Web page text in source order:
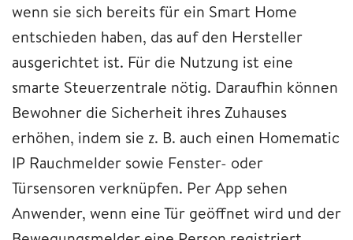
wenn sie sich bereits für ein Smart Home
entschieden haben, das auf den Hersteller
ausgerichtet ist. Für die Nutzung ist eine
smarte Steuerzentrale nötig. Daraufhin können
Bewohner die Sicherheit ihres Zuhauses
erhöhen, indem sie z. B. auch einen Homematic
IP Rauchmelder sowie Fenster- oder
Türsensoren verknüpfen. Per App sehen
Anwender, wenn eine Tür geöffnet wird und der